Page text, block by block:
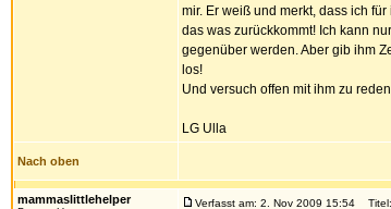
mir. Er weiß und merkt, dass ich
das was zurückkommt! Ich kann
gegenüber werden. Aber gib ihm
los!
Und versuch offen mit ihm zu
LG Ulla
Nach oben
mammaslittlehelper Verfasst am: 2. Nov 2009 15:54